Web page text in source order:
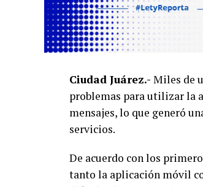
Ciudad Juárez.- Miles de
problemas para utilizar la
mensajes, lo que generó
servicios.
De acuerdo con los
tanto la aplicación móvil